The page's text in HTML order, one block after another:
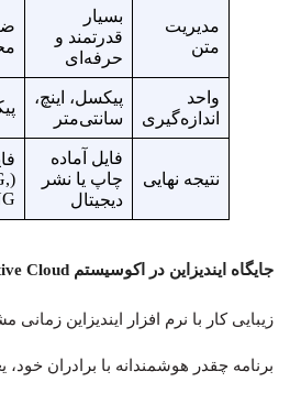
مدیریت
متن
بسیار
قدرتمند و
حرفه‌ای
واحد
اندازه‌گیری
پیکسل، اینچ،
سانتی‌متر
نتیجه نهایی
فایل آماده
چاپ یا نشر
دیجیتال
…)
جایگاه ایندیزاین در اکوسیستم Adobe Creative Cloud
زیبایی کار با نرم افزار ایندیزاین
برنامه چقدر هوشمندانه با برادران خود،